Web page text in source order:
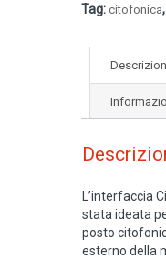
Tag: citofonica,
L’interfaccia
stata ideata
posto
esterno della